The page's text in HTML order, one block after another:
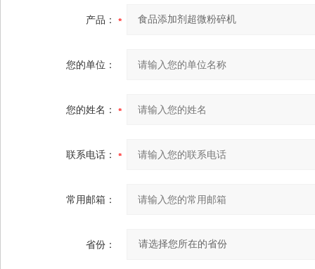
产品：
您的单位：
您的姓名：
联系电话：
常用邮箱：
省份：